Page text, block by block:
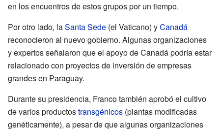
en los encuentros de estos grupos por un tiempo.
Por otro lado, laSanta Sede (el Vaticano) yCanadá
reconocieron al nuevo gobierno. Algunas organizaciones
y expertos señalaron que el apoyo de Canadá podría estar
relacionado con proyectos de inversión de empresas
grandes en Paraguay.
Durante su presidencia, Franco también aprobó el cultivo
de varios productostransgénicos (plantas modificadas
genéticamente), a pesar de que algunas organizaciones